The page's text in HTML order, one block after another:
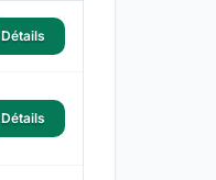
Détails
Détails